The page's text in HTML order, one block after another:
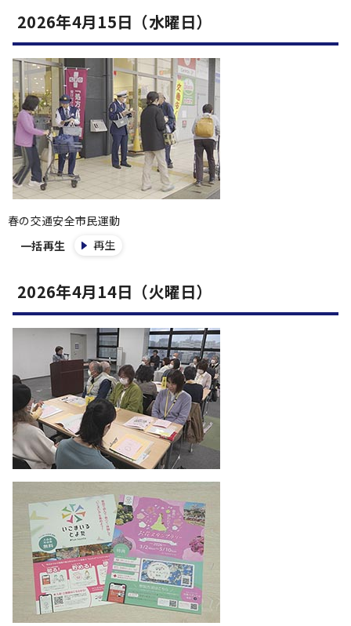
2026年4月15日（水曜日）
春の交通安全市民運動
一括再生
再生
2026年4月14日（火曜日）